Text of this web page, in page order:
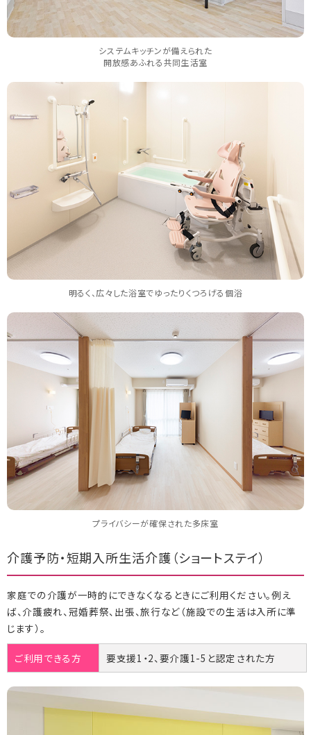
システムキッチンが備えられた
開放感あふれる共同生活室
明るく、広々した浴室でゆったりくつろげる個浴
プライバシーが確保された多床室
介護予防・短期入所生活介護（ショートステイ）
家庭での介護が一時的にできなくなるときにご利用ください。例え
ば、介護疲れ、冠婚葬祭、出張、旅行など（施設での生活は入所に準
じます）。
ご利用できる方 要支援1・2、要介護1-5と認定された方